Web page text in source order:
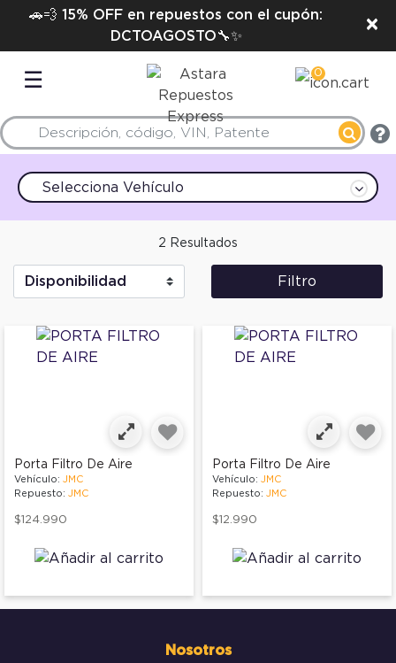
🚗💨 15% OFF en repuestos con el cupón:
DCTOAGOSTO🔧✨
×
☰ 0
Selecciona Vehículo
2 Resultados
Filtro
Porta Filtro De Aire
Vehículo: JMC
Repuesto: JMC
$124.990
Porta Filtro De Aire
Vehículo: JMC
Repuesto: JMC
$12.990
Nosotros